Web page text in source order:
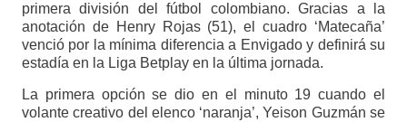
primera división del fútbol colombiano. Gracias a la
anotación de Henry Rojas (51), el cuadro ‘Matecaña’
venció por la mínima diferencia a Envigado y definirá su
estadía en la Liga Betplay en la última jornada.
La primera opción se dio en el minuto 19 cuando el
volante creativo del elenco ‘naranja’, Yeison Guzmán se